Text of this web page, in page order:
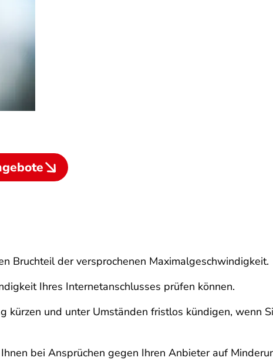
Bruchteil der versprochenen Maximalgeschwindigkeit.
Ihres Internetanschlusses prüfen können.
kürzen und unter Umständen fristlos kündigen, wenn
bei Ansprüchen gegen Ihren Anbieter auf